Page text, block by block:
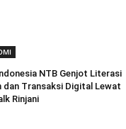
NTB Genjot Literasi
dan Transaksi Digital Lewat
Rinjani